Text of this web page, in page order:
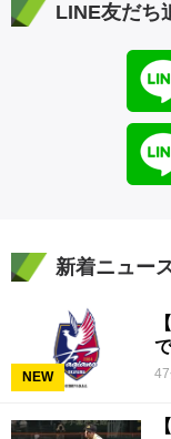
LINE友だち
新着ニュー
NEW